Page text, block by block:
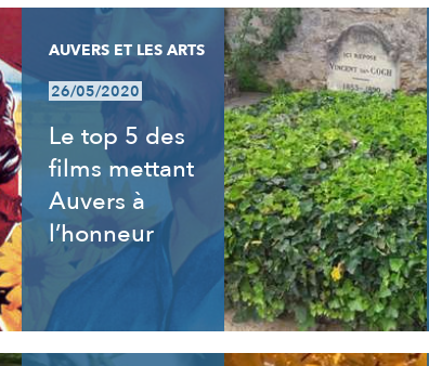
AUVERS ET LES ARTS
26/05/2020
Le top 5 des
films mettant
Auvers à
l’honneur